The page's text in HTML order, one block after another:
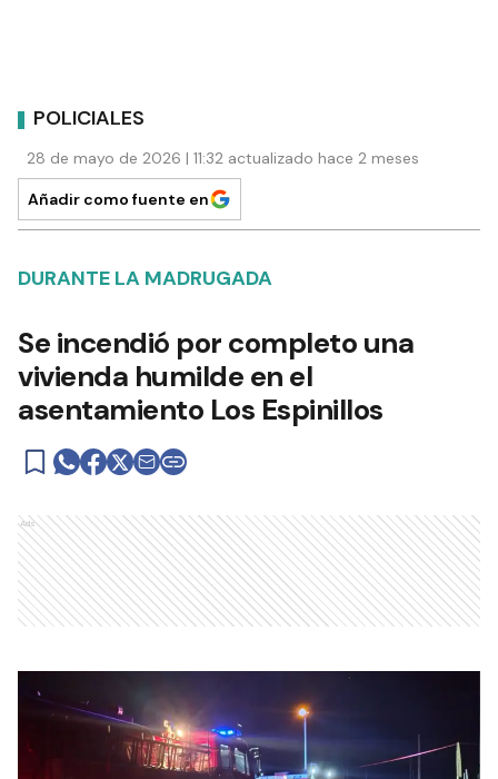
POLICIALES
28 de mayo de 2026 | 11:32 actualizado hace 2 meses
Añadir como fuente en
DURANTE LA MADRUGADA
Se incendió por completo una
vivienda humilde en el
asentamiento Los Espinillos
Ads